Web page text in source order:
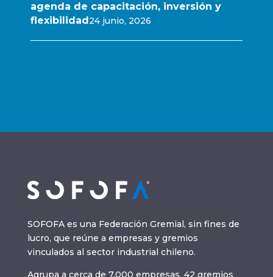
agenda de capacitación, inversión y
flexibilidad24 junio, 2026
SOFOFA es una Federación Gremial, sin fines de
lucro, que reúne a empresas y gremios
vinculados al sector industrial chileno.
Agrupa a cerca de 7.000 empresas, 42 gremios